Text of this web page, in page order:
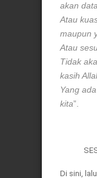
akan
Atau
maupun
Atau
Tidak
kasih
Yang
kita”.
Di sini,